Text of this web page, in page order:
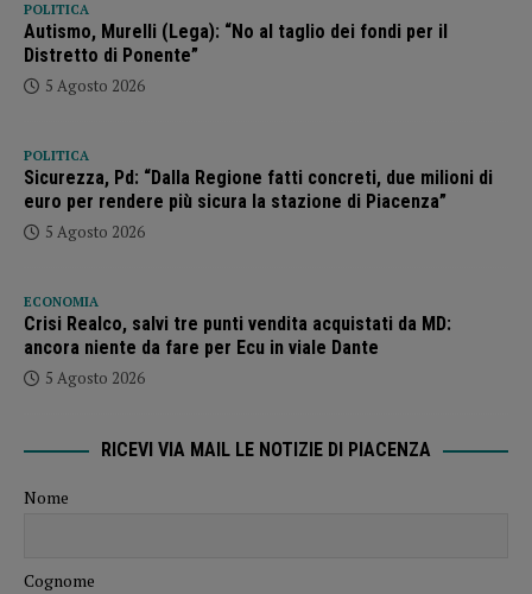
POLITICA
Autismo, Murelli (Lega): “No al taglio dei fondi per il
Distretto di Ponente”
5 Agosto 2026
POLITICA
Sicurezza, Pd: “Dalla Regione fatti concreti, due milioni di
euro per rendere più sicura la stazione di Piacenza”
5 Agosto 2026
ECONOMIA
Crisi Realco, salvi tre punti vendita acquistati da MD:
ancora niente da fare per Ecu in viale Dante
5 Agosto 2026
RICEVI VIA MAIL LE NOTIZIE DI PIACENZA
Nome
Cognome